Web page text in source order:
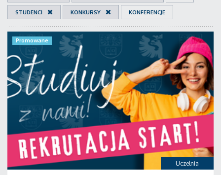
STUDENCI KONKURSY KONFERENCJE
Uczelnia
Promowane